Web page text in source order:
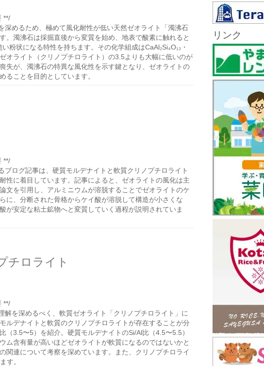
**/
深めるため、極めて風化耐性が低い天然ゼオライト「濁沸石
。濁沸石は採掘直後から変質を始め、地表で酸素に触れると
粉状になる特性を持ちます。その化学組成はCaAl₂Si₄O₁₂・
オライト（クリノプチロライト）の3.5よりも大幅に低いのが
失が、濁沸石の特異な風化性を示す鍵となり、ゼオライトの
ることを目的としています。
**/
ブログ記事は、硬質モルデナイトと軟質クリノプチロライト
性に着目しています。記事によると、ゼオライトの風化は主
文を引用し、アルミニウムが溶脱することでゼオライトのケ
に、分断された骨格からケイ酸が溶脱して構造が小さくな
が安定な粘土鉱物へと変質していく過程が説明されていま
チロライト
**/
解を深めるべく、軟質ゼオライト「クリノプチロライト」に
ルデナイトと軟質のクリノプチロライトが存在することが分
（3.5〜5）を紹介。硬質モルデナイトのSi/Al比（4.5〜5.5）
ム含有量が高いほどゼオライトが軟質になるのではないかと
関連について考察を深めています。また、クリノプチロライ
す。
リンク